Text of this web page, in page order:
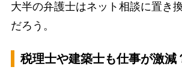
大半の弁護士はネット相談に置き
だろう。
税理士や建築士も仕事が激減